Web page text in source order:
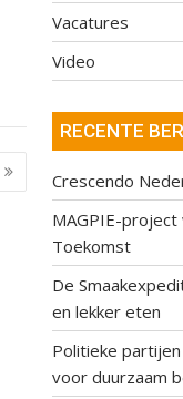
Vacatures
Video
RECENTE
Crescendo
MAGPIE-
Toekomst
De
en lekker eten
Politieke
voor duurzaam